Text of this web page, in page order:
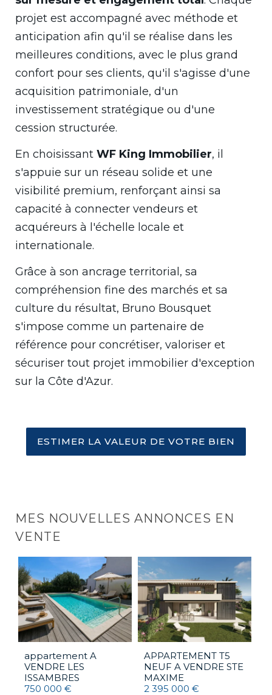
projet est accompagné avec méthode et
anticipation afin qu'il se réalise dans les
meilleures conditions, avec le plus grand
confort pour ses clients, qu'il s'agisse d'une
acquisition patrimoniale, d'un
investissement stratégique ou d'une
cession structurée.
En choisissant WF King Immobilier, il
s'appuie sur un réseau solide et une
visibilité premium, renforçant ainsi sa
capacité à connecter vendeurs et
acquéreurs à l'échelle locale et
internationale.
Grâce à son ancrage territorial, sa
compréhension fine des marchés et sa
culture du résultat, Bruno Bousquet
s'impose comme un partenaire de
référence pour concrétiser, valoriser et
sécuriser tout projet immobilier d'exception
sur la Côte d'Azur.
ESTIMER LA VALEUR DE VOTRE BIEN
MES NOUVELLES ANNONCES EN
VENTE
appartement A
VENDRE LES
ISSAMBRES
750 000 €
APPARTEMENT T5
NEUF A VENDRE STE
MAXIME
2 395 000 €